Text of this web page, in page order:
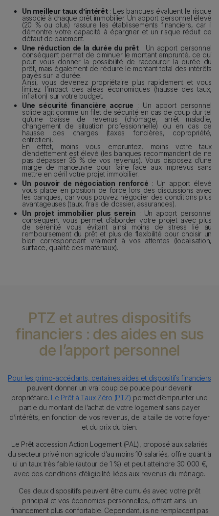
Un meilleur taux d’intérêt : Les banques évaluent le risque
associé à chaque prêt immobilier. Un apport personnel élevé
(20 % ou plus) rassure les établissements financiers, car il
démontre votre capacité à épargner et un risque réduit de
défaut de paiement.
Une réduction de la durée du prêt: Un apport personnel
conséquent permet de diminuer le montant emprunté, ce qui
peut vous donner la possibilité de raccourcir la durée du
prêt, mais également de réduire le montant total des intérêts
payés sur la durée.
Ainsi, vous devenez propriétaire plus rapidement et vous
limitez l’impact des aléas économiques (hausse des taux,
inflation) sur votre budget.
Une sécurité financière accrue : Un apport personnel
solide agit comme un filet de sécurité en cas de coup dur tel
qu’une baisse de revenus (chômage, arrêt maladie,
changement de situation professionnelle) ou en cas de
hausse des charges (taxes foncières, copropriété,
entretien).
En effet, moins vous empruntez, moins votre taux
d’endettement est élevé (les banques recommandent de ne
pas dépasser 35 % de vos revenus). Vous disposez d’une
marge de manœuvre pour faire face aux imprévus sans
mettre en péril votre projet immobilier.
Un pouvoir de négociation renforcé : Un apport élevé
vous place en position de force lors des discussions avec
les banques, car vous pouvez négocier des conditions plus
avantageuses (taux, frais de dossier, assurances).
Un projet immobilier plus serein : Un apport personnel
conséquent vous permet d’aborder votre projet avec plus
de sérénité vous évitant ainsi moins de stress lié au
remboursement du prêt et plus de flexibilité pour choisir un
bien correspondant vraiment à vos attentes (localisation,
surface, qualité des matériaux).
PTZ et autres dispositifs
financiers : des aides en sus
de l’apport personnel
Texte
Pour les primo-accédants, certaines aides et dispositifs financiers
peuvent donner un vrai coup de pouce pour devenir
propriétaire. Le Prêt à Taux Zéro (PTZ) permet d’emprunter une
partie du montant de l’achat de votre logement sans payer
d’intérêts, en fonction de vos revenus, de la taille de votre foyer
et du prix du bien.
Le Prêt accession Action Logement (PAL), proposé aux salariés
du secteur privé non agricole d’au moins 10 salariés, offre quant à
lui un taux très faible (autour de 1 %) et peut atteindre 30 000 €,
avec des conditions d’éligibilité liées aux revenus du ménage.
Ces deux dispositifs peuvent être cumulés avec votre prêt
principal et vos économies personnelles, offrant ainsi un
financement plus confortable. Cependant, ils ne remplacent pas